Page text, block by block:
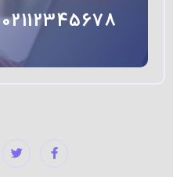
02112345678